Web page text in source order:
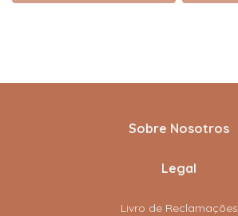
Sobre Nosotros
Legal
Livro de Reclamações